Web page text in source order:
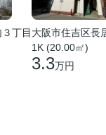
丁目大阪市住吉区長
1K (20.00㎡)
3.3万円